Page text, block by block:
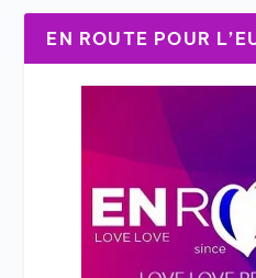
EN ROUTE POUR